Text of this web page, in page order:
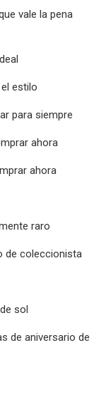
vale la pena
estilo
para siempre
ahora
ahora
raro
de coleccionista
sol
de aniversario de